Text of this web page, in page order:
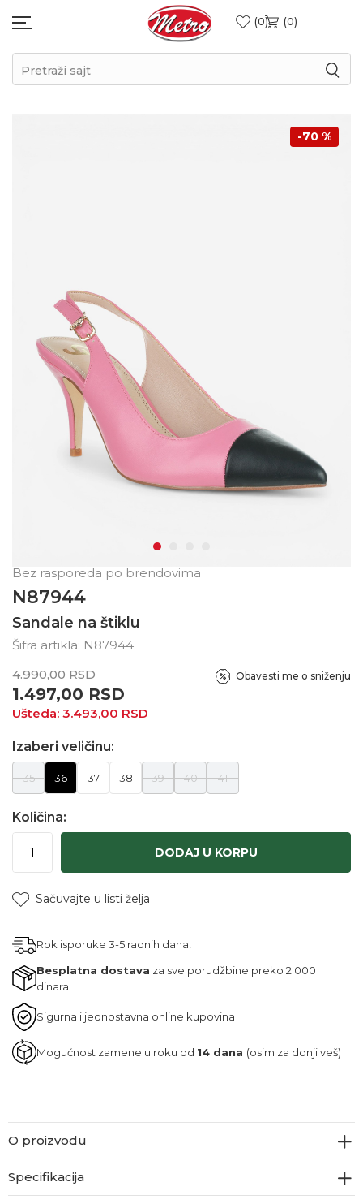
0 0
Pretraži sajt
-70 %
Bez rasporeda po brendovima
N87944
Sandale na štiklu
Šifra artikla: N87944
4.990,00 RSD
1.497,00 RSD
Ušteda: 3.493,00 RSD
Obavesti me o sniženju
Izaberi veličinu:
35 36 37 38 39 40 41
Količina:
DODAJ U KORPU
Sačuvajte u listi želja
Rok isporuke 3-5 radnih dana!
Besplatna dostava za sve porudžbine preko 2.000
dinara!
Sigurna i jednostavna online kupovina
Mogućnost zamene u roku od 14 dana (osim za donji veš)
O proizvodu
Specifikacija